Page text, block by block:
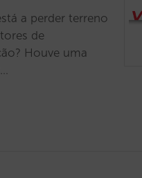
a perder terreno
de
Houve uma